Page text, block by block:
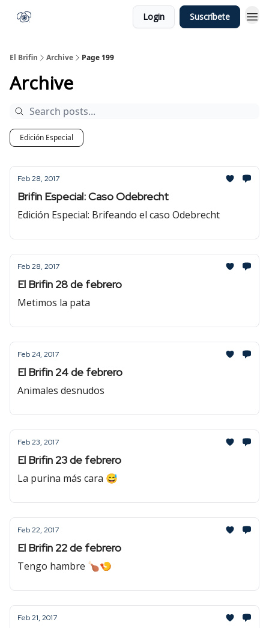
Login Suscríbete
El Brifin Archive Page 199
Archive
Edición Especial
Feb 28, 2017
Brifin Especial: Caso Odebrecht
Edición Especial: Brifeando el caso Odebrecht
Feb 28, 2017
El Brifin 28 de febrero
Metimos la pata
Feb 24, 2017
El Brifin 24 de febrero
Animales desnudos
Feb 23, 2017
El Brifin 23 de febrero
La purina más cara 😅
Feb 22, 2017
El Brifin 22 de febrero
Tengo hambre 🍗🍤
Feb 21, 2017